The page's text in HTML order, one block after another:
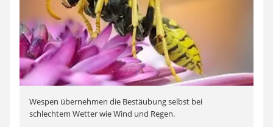
Wespen übernehmen die Bestäubung selbst bei
schlechtem Wetter wie Wind und Regen.